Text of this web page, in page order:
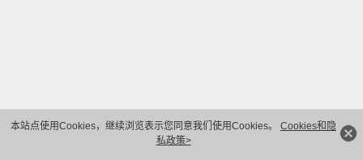
本站点使用Cookies，继续浏览表示您同意我们使用Cookies。 Cookies和隐
私政策>